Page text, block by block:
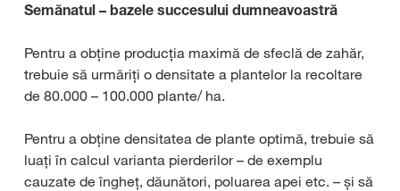
Semănatul – bazele succesului dumneavoastră
Pentru a obține producția maximă de sfeclă de zahăr,
trebuie să urmăriți o densitate a plantelor la recoltare
de 80.000 – 100.000 plante/ ha.
Pentru a obține densitatea de plante optimă, trebuie să
luați în calcul varianta pierderilor – de exemplu
cauzate de îngheț, dăunători, poluarea apei etc. – și să